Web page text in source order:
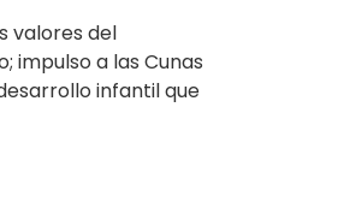
valores del
impulso a las Cunas
infantil que